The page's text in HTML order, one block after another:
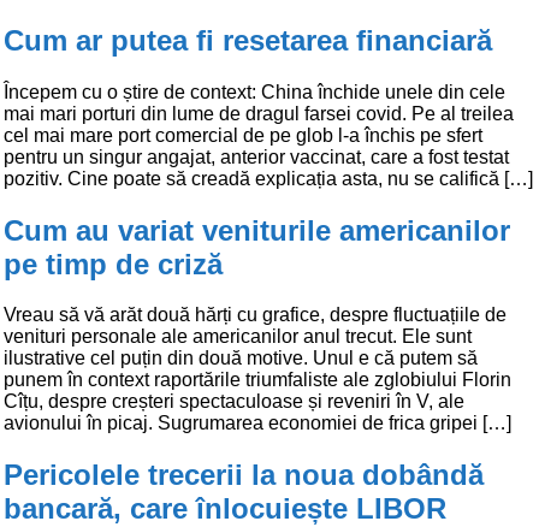
Cum ar putea fi resetarea financiară
Începem cu o știre de context: China închide unele din cele
mai mari porturi din lume de dragul farsei covid. Pe al treilea
cel mai mare port comercial de pe glob l-a închis pe sfert
pentru un singur angajat, anterior vaccinat, care a fost testat
pozitiv. Cine poate să creadă explicația asta, nu se califică […]
Cum au variat veniturile americanilor
pe timp de criză
Vreau să vă arăt două hărți cu grafice, despre fluctuațiile de
venituri personale ale americanilor anul trecut. Ele sunt
ilustrative cel puțin din două motive. Unul e că putem să
punem în context raportările triumfaliste ale zglobiului Florin
Cîțu, despre creșteri spectaculoase și reveniri în V, ale
avionului în picaj. Sugrumarea economiei de frica gripei […]
Pericolele trecerii la noua dobândă
bancară, care înlocuiește LIBOR